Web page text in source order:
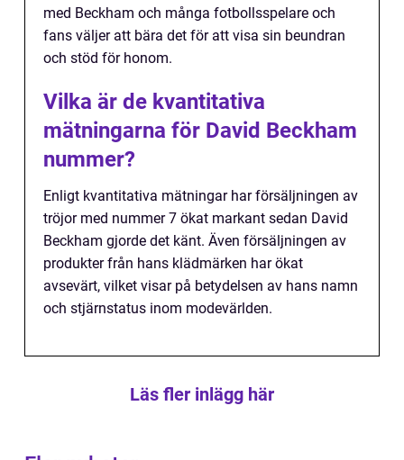
med Beckham och många fotbollsspelare och
fans väljer att bära det för att visa sin beundran
och stöd för honom.
Vilka är de kvantitativa
mätningarna för David Beckham
nummer?
Enligt kvantitativa mätningar har försäljningen av
tröjor med nummer 7 ökat markant sedan David
Beckham gjorde det känt. Även försäljningen av
produkter från hans klädmärken har ökat
avsevärt, vilket visar på betydelsen av hans namn
och stjärnstatus inom modevärlden.
Läs fler inlägg här